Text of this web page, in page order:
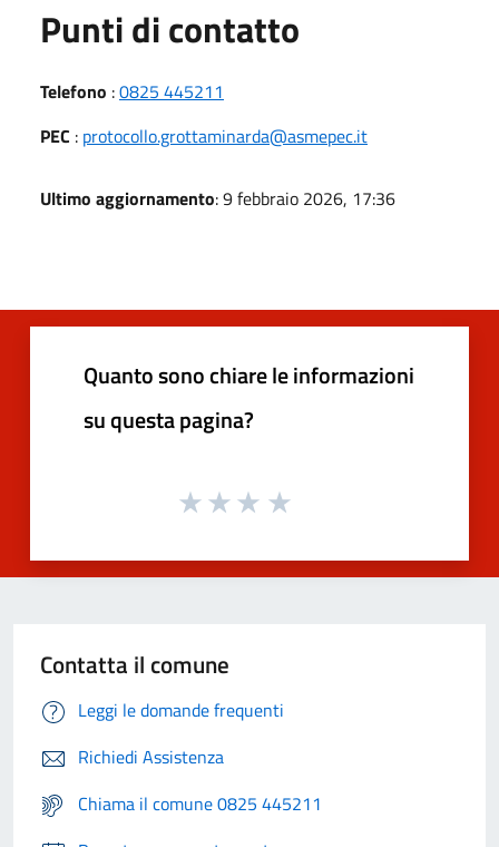
Punti di contatto
Telefono :0825 445211
PEC : protocollo.grottaminarda@asmepec.it
Ultimo aggiornamento: 9 febbraio 2026, 17:36
Quanto sono chiare le informazioni
su questa pagina?
Contatta il comune
Leggi le domande frequenti
Richiedi Assistenza
Chiama il comune 0825 445211